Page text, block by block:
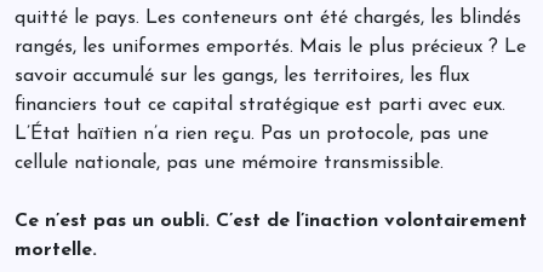
quitté le pays. Les conteneurs ont été chargés, les blindés
rangés, les uniformes emportés. Mais le plus précieux ? Le
savoir accumulé sur les gangs, les territoires, les flux
financiers tout ce capital stratégique est parti avec eux.
L’État haïtien n’a rien reçu. Pas un protocole, pas une
cellule nationale, pas une mémoire transmissible.
Ce n’est pas un oubli. C’est de l’inaction volontairement
mortelle.